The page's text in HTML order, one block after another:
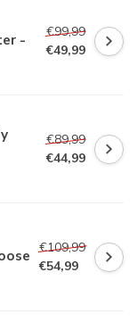
-
€99,99
€49,99
€89,99
€44,99
€109,99
€54,99